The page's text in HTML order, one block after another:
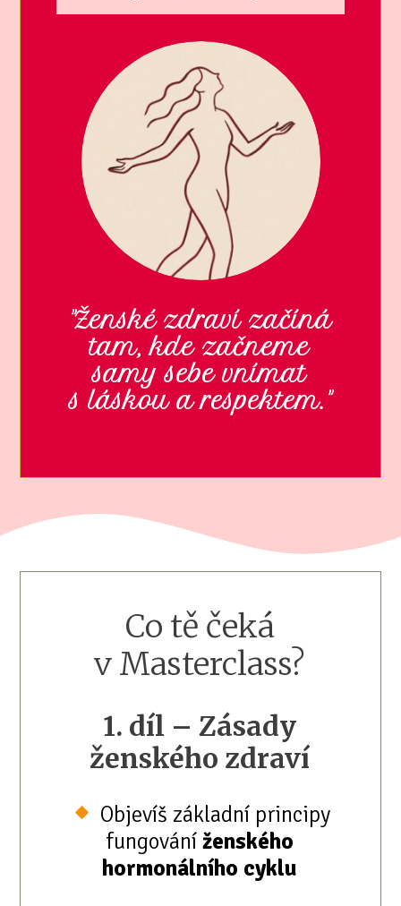
"Ženské zdraví začíná
tam, kde začneme
samy sebe vnímat
s láskou a respektem."
Co tě čeká
v Masterclass?
1. díl – Zásady
ženského zdraví
Objevíš základní principy
fungováníženského
hormonálního cyklu